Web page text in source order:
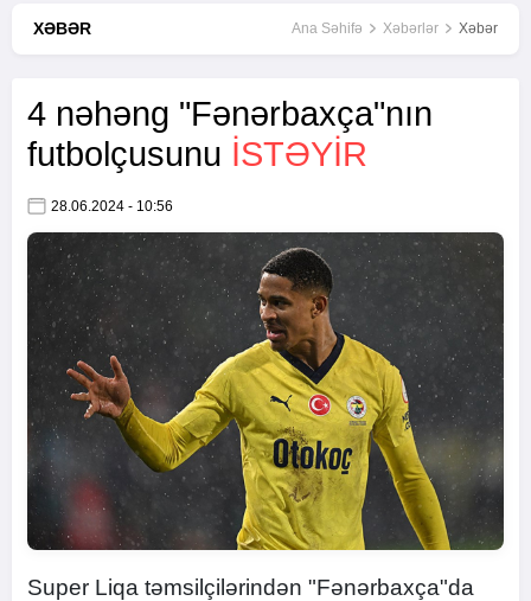
XƏBƏR Ana Səhifə Xəbərlər Xəbər
4 nəhəng "Fənərbaxça"nın
futbolçusunu ISTƏYIR
28.06.2024 - 10:56
Super Liqa təmsilçilərindən "Fənərbaxça"da